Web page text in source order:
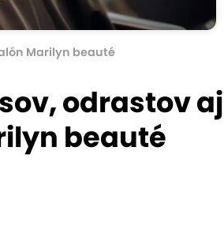
Marilyn beauté
odrastov aj
beauté